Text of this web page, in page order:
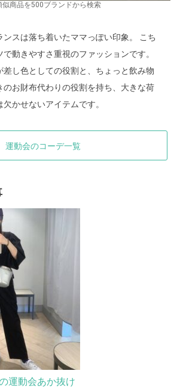
似商品を500ブランドから検索
ンスは落ち着いたママっぽい印象。 こち
動きやすさ重視のファッションです。
差し色としての役割と、ちょっと飲み物
のお財布代わりの役割を持ち、大きな荷
かせないアイテムです。
運動会のコーデ一覧
運動会あか抜け